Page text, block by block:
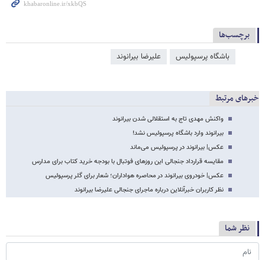
برچسب‌ها
باشگاه پرسپولیس علیرضا بیرانوند
خبرهای مرتبط
واکنش مهدی تاج به استقلالی شدن بیرانوند
بیرانوند وارد باشگاه پرسپولیس نشد!
عکس‌| بیرانوند در پرسپولیس می‌ماند
مقایسه قرارداد جنجالی این روزهای فوتبال با بودجه خرید کتاب برای مدارس
عکس‌| خودروی بیرانوند در محاصره هواداران؛ شعار برای گلر پرسپولیس
نظر کاربران خبرآنلاین درباره ماجرای جنجالی علیرضا بیرانوند
نظر شما